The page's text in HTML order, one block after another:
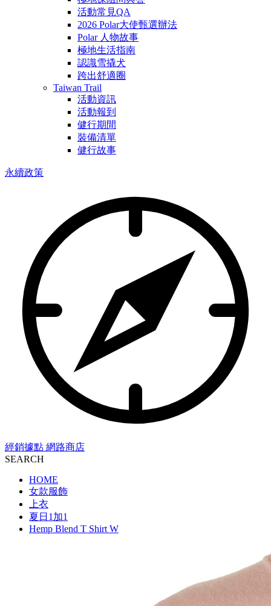
活動常見QA
2026 Polar大使甄選辦法
Polar 人物故事
極地生活指南
認識雪撬犬
跨出舒適圈
Taiwan Trail
活動資訊
活動報到
健行期間
裝備清單
健行故事
永續政策
經銷據點 網路商店
SEARCH
HOME
女款服飾
上衣
夏日1加1
Hemp Blend T Shirt W